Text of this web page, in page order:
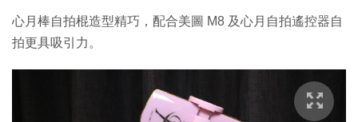
心月棒自拍棍造型精巧，配合美圖 M8 及心月自拍遙控器自
拍更具吸引力。